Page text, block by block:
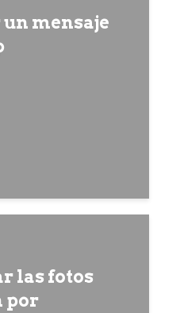
mensaje
las fotos
por